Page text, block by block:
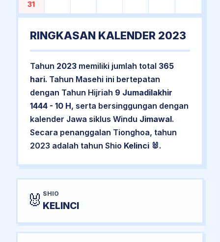
31
RINGKASAN KALENDER 2023
Tahun 2023memiliki jumlah total 365
hari. Tahun Masehi ini bertepatan
dengan Tahun Hijriah 9 Jumadilakhir
1444 - 10 H, serta bersinggungan dengan
kalender Jawa siklus Windu Jimawal.
Secara penanggalan Tionghoa, tahun
2023 adalah tahun Shio Kelinci🐰.
🐰 SHIO
KELINCI